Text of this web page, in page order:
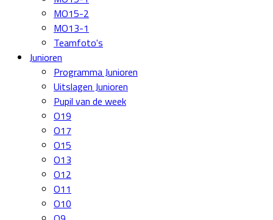
MO15-2
MO13-1
Teamfoto's
Junioren
Programma Junioren
Uitslagen Junioren
Pupil van de week
O19
O17
O15
O13
O12
O11
O10